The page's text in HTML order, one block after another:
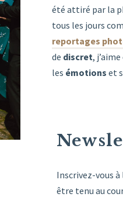
été attiré par la
tous les jours
reportages
de discret,
les émotions et
Inscrivez-vous
être tenu au